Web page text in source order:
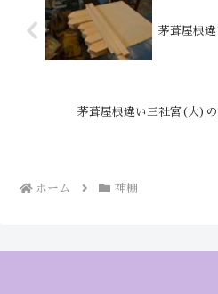
茅葺屋根
茅葺屋根違い三社宮(大)の
ホーム 神棚